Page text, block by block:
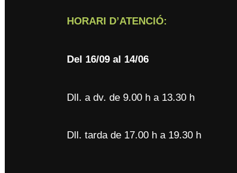
HORARI D’ATENCIÓ:
Del 16/09 al 14/06
Dll. a dv. de 9.00 h a 13.30 h
Dll. tarda de 17.00 h a 19.30 h